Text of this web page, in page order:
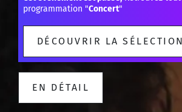
programmation "Concert"
DÉCOUVRIR LA SÉLECTION
EN DÉTAIL